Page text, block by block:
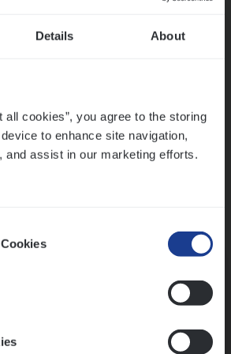
Details About
all cookies”, you agree to the storing
to enhance site navigation,
and assist in our marketing efforts.